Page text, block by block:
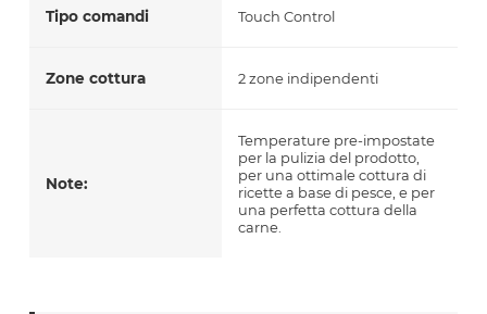
Tipo comandi Touch Control
Zone cottura 2 zone indipendenti
Note:
Temperature pre-impostate
per la pulizia del prodotto,
per una ottimale cottura di
ricette a base di pesce, e per
una perfetta cottura della
carne.